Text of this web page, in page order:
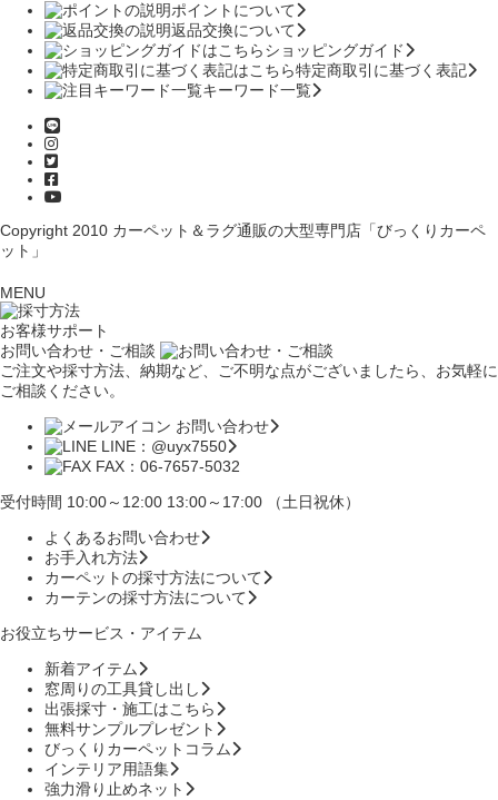
ポイントについて
返品交換について
ショッピングガイド
特定商取引に基づく表記
キーワード一覧
Copyright 2010 カーペット＆ラグ通販の大型専門店「びっくりカーペ
ット」
MENU
お客様サポート
お問い合わせ・ご相談
ご注文や採寸方法、納期など、ご不明な点がございましたら、お気軽に
ご相談ください。
お問い合わせ
LINE：@uyx7550
FAX：06-7657-5032
受付時間 10:00～12:00 13:00～17:00 （土日祝休）
よくあるお問い合わせ
お手入れ方法
カーペットの採寸方法について
カーテンの採寸方法について
お役立ちサービス・アイテム
新着アイテム
窓周りの工具貸し出し
出張採寸・施工はこちら
無料サンプルプレゼント
びっくりカーペットコラム
インテリア用語集
強力滑り止めネット